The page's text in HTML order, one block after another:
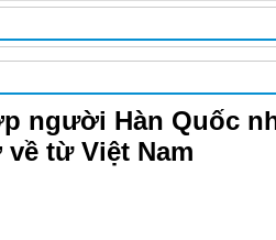
người Hàn Quốc
từ Việt Nam